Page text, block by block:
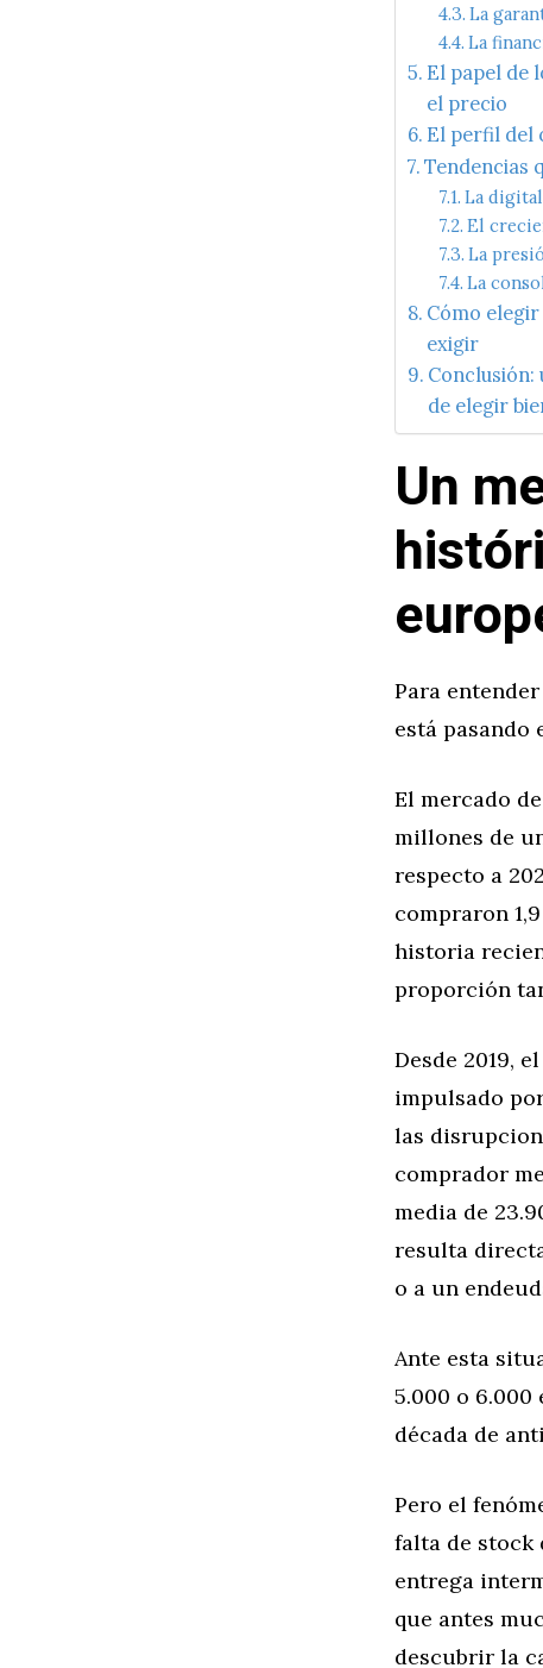
La
La
El papel de
el precio
El perfil del
Tendencias
La
El
La
La
Cómo
exigir
de elegir
Un
Para
está pasando
El mercado
millones de
respecto a
compraron
historia
proporción
Desde 2019,
impulsado
las
comprador
media de
resulta
o a un
Ante esta
5.000 o
década de
Pero el
falta de stock
entrega
que antes
descubrir la